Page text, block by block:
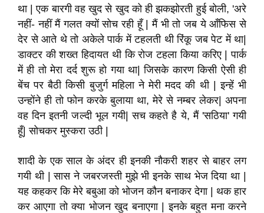
था | एक बारगी वह खुद से खुद को ही झकझोरती हुई बोली, 'अरे
नहीं- नहीं मैं गलत क्यों सोच रही हूँ | मैं भी तो जब ये आँफिस से
देर से आते थे तो अकेले पार्क में टहलती थी रिंकू जब पेट में था|
डाक्टर की शख्त हिदायत थी कि रोज टहला किया करिए | पार्क
में ही तो मेरा दर्द शुरू हो गया था| जिसके कारण किसी ऐसी ही
बेंच पर बैठी किसी बुजुर्ग महिला ने मेरी मदद की थी | इन्हें भी
उन्होंने ही तो फोन करके बुलाया था, मेरे से नम्बर लेकर| अपना
वह दिन इतनी जल्दी भूल गयी| सच कहते है ये, मैं 'सठिया' गयी
हूँ| सोचकर मुस्करा उठी |
शादी के एक साल के अंदर ही इनकी नौकरी शहर से बाहर लग
गयी थी | सास ने जबरजस्ती मुझे भी इनके साथ भेज दिया था |
यह कहकर कि मेरे बबुआ को भोजन कौन बनाकर देगा | थक हार
कर आएगा तो क्या भोजन खुद बनाएगा | इनके बहुत मना करने